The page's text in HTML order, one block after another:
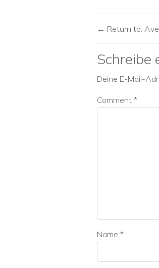
Return to:
Schreibe
Deine E-Mail-
Comment *
Name *